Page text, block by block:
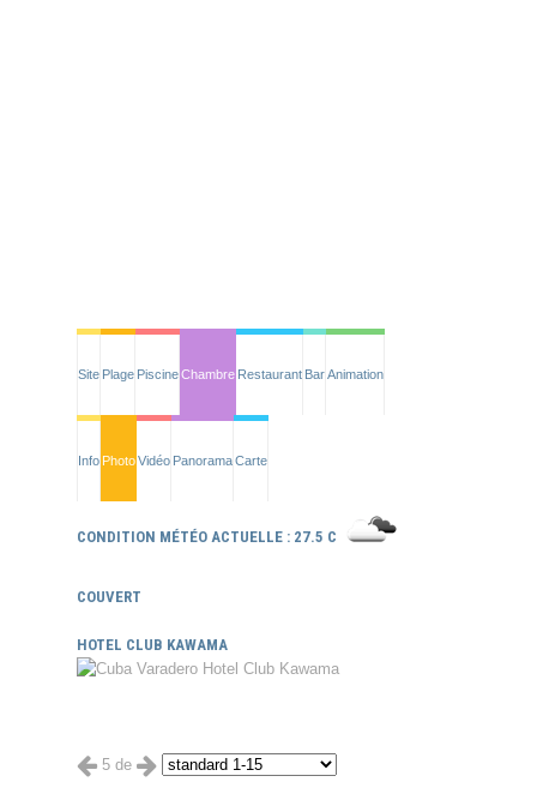
Site Plage PiscineChambre Restaurant BarAnimation
Info PhotoVidéo PanoramaCarte
CONDITION MÉTÉO ACTUELLE : 27.5 C
COUVERT
HOTEL CLUB KAWAMA
5 de